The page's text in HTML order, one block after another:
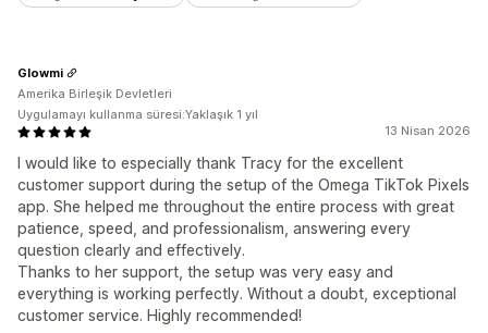
13 Nisan 2026
I would like to especially thank Tracy for the excellent
customer support during the setup of the Omega TikTok Pixels
app. She helped me throughout the entire process with great
patience, speed, and professionalism, answering every
question clearly and effectively.
Thanks to her support, the setup was very easy and
everything is working perfectly. Without a doubt, exceptional
customer service. Highly recommended!
Glowmi
Amerika Birleşik Devletleri
Uygulamayı kullanma süresi:Yaklaşık 1 yıl